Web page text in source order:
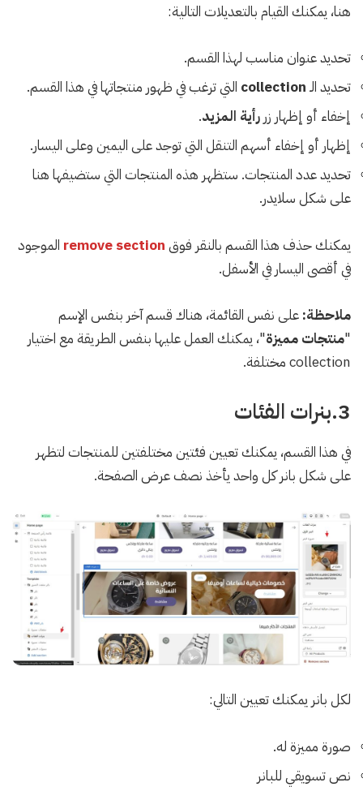
هنا، يمكنك القيام بالتعديلات التالية:
تحديد عنوان مناسب لهذا القسم.
تحديد الـcollection التي ترغب في ظهور منتجاتها في هذا القسم.
إخفاء أو إظهار زر رأية المزيد.
إظهار أو إخفاء أسهم التنقل التي توجد على اليمين وعلى اليسار.
تحديد عدد المنتجات. ستظهر هذه المنتجات التي ستضيفها هنا
على شكل سلايدر.
يمكنك حذف هذا القسم بالنقر فوقremove section الموجود
في أقصى اليسار في الأسفل.
ملاحظة:على نفس القائمة، هناك قسم آخر بنفس الإسم
"منتجات مميزة"، يمكنك العمل عليها بنفس الطريقة مع اختيار
collection مختلفة.
3.بنرات الفئات
في هذا القسم، يمكنك تعيين فئتين مختلفتين للمنتجات لتظهر
على شكل بانر كل واحد يأخذ نصف عرض الصفحة.
لكل بانر يمكنك تعيين التالي:
صورة مميزة له.
نص تسويقي للبانر